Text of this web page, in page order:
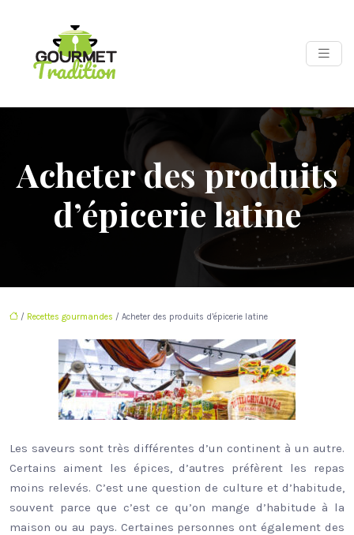
Acheter des produits
d’épicerie latine
/ Recettes gourmandes / Acheter des produits d’épicerie latine
Les saveurs sont très différentes d’un continent à un autre.
Certains aiment les épices, d’autres préfèrent les repas
moins relevés. C’est une question de culture et d’habitude,
souvent parce que c’est ce qu’on mange d’habitude à la
maison ou au pays. Certaines personnes ont également des